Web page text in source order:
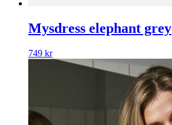
Mysdress elephant grey
749 kr